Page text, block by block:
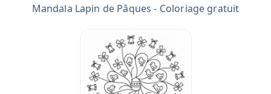
Mandala Lapin de Pâques - Coloriage gratuit